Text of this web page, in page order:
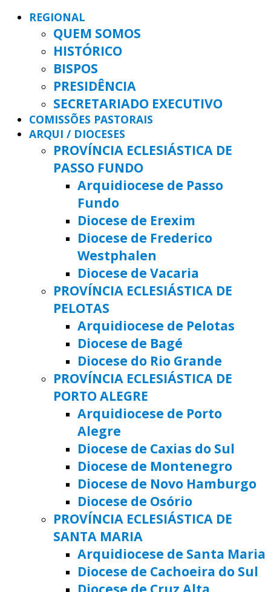
REGIONAL
QUEM SOMOS
HISTÓRICO
BISPOS
PRESIDÊNCIA
SECRETARIADO EXECUTIVO
COMISSÕES PASTORAIS
ARQUI / DIOCESES
PROVÍNCIA ECLESIÁSTICA DE
PASSO FUNDO
Arquidiocese de Passo
Fundo
Diocese de Erexim
Diocese de Frederico
Westphalen
Diocese de Vacaria
PROVÍNCIA ECLESIÁSTICA DE
PELOTAS
Arquidiocese de Pelotas
Diocese de Bagé
Diocese do Rio Grande
PROVÍNCIA ECLESIÁSTICA DE
PORTO ALEGRE
Arquidiocese de Porto
Alegre
Diocese de Caxias do Sul
Diocese de Montenegro
Diocese de Novo Hamburgo
Diocese de Osório
PROVÍNCIA ECLESIÁSTICA DE
SANTA MARIA
Arquidiocese de Santa Maria
Diocese de Cachoeira do Sul